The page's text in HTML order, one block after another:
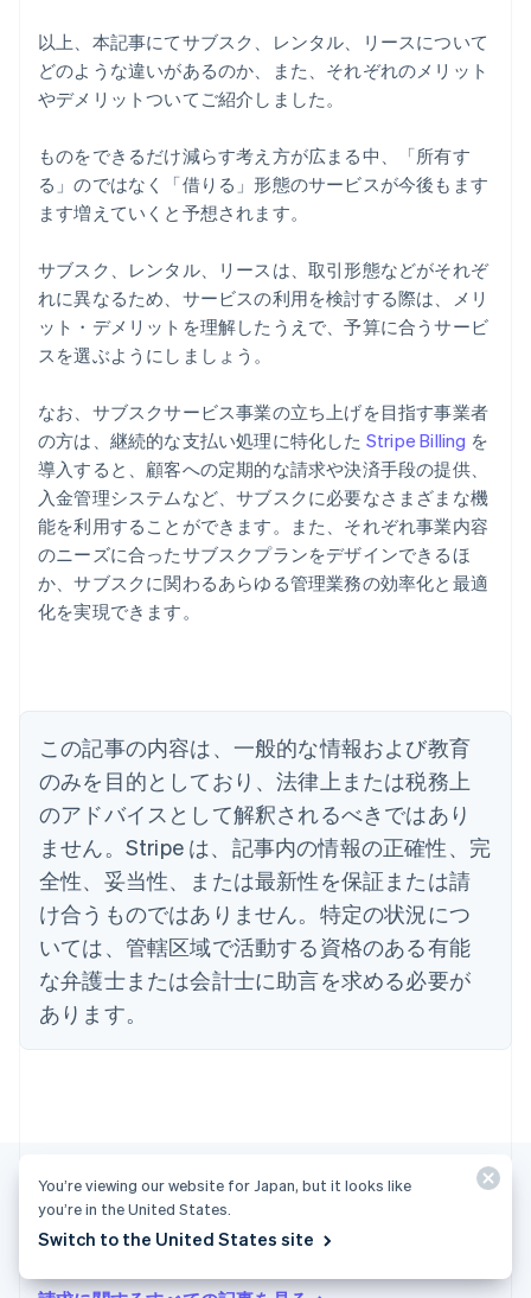
以上、本記事にてサブスク、レンタル、リースについて
どのような違いがあるのか、また、それぞれのメリット
やデメリットついてご紹介しました。
ものをできるだけ減らす考え方が広まる中、「所有す
る」のではなく「借りる」形態のサービスが今後もます
ます増えていくと予想されます。
サブスク、レンタル、リースは、取引形態などがそれぞ
れに異なるため、サービスの利用を検討する際は、メリ
ット・デメリットを理解したうえで、予算に合うサービ
スを選ぶようにしましょう。
なお、サブスクサービス事業の立ち上げを目指す事業者
の方は、継続的な支払い処理に特化した Stripe Billing を
導入すると、顧客への定期的な請求や決済手段の提供、
入金管理システムなど、サブスクに必要なさまざまな機
能を利用することができます。また、それぞれ事業内容
のニーズに合ったサブスクプランをデザインできるほ
か、サブスクに関わるあらゆる管理業務の効率化と最適
化を実現できます。
この記事の内容は、一般的な情報および教育
のみを目的としており、法律上または税務上
のアドバイスとして解釈されるべきではあり
ません。Stripe は、記事内の情報の正確性、完
全性、妥当性、または最新性を保証または請
け合うものではありません。特定の状況につ
いては、管轄区域で活動する資格のある有能
な弁護士または会計士に助言を求める必要が
あります。
その他の記事
アイルランド
English
アメリカ
イギリス
イタリア
Italiano English
インド
English
エストニア
English
オーストラリア
English
オーストリア
Deutsch English
オランダ
Nederlands
クロアチア
EnglishItaliano
ジブラルタル
シンガポール
You’re viewing our website for Japan, but it looks like
you’re in the United States.
Switch to the United States site